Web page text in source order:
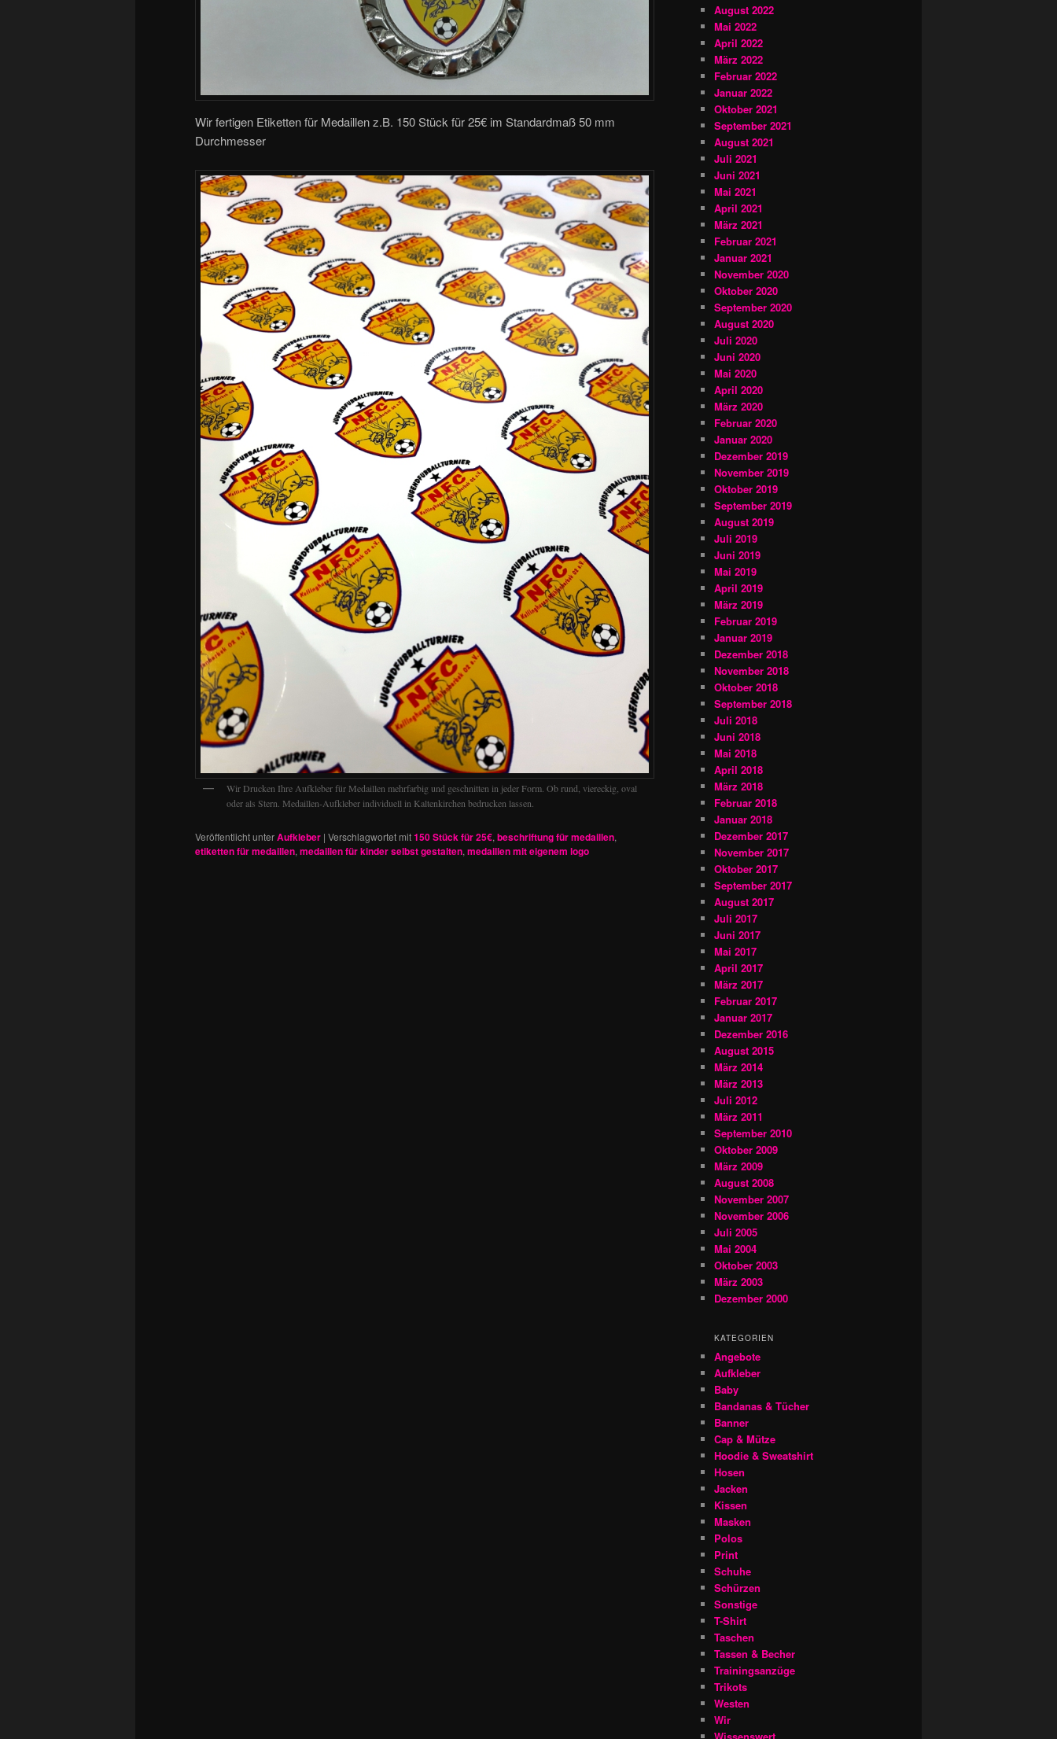
Wir fertigen Etiketten für Medaillen z.B. 150 Stück für 25€ im Standardmaß 50 mm
Durchmesser
Wir Drucken Ihre Aufkleber für Medaillen mehrfarbig und geschnitten in jeder Form. Ob rund, viereckig, oval
oder als Stern. Medaillen-Aufkleber individuell in Kaltenkirchen bedrucken lassen.
Veröffentlicht unterAufkleber | Verschlagwortet mit150 Stück für 25€, beschriftung für medaillen,
etiketten für medaillen, medaillen für kinder selbst gestalten, medaillen mit eigenem logo
August 2022
Mai 2022
April 2022
März 2022
Februar 2022
Januar 2022
Oktober 2021
September 2021
August 2021
Juli 2021
Juni 2021
Mai 2021
April 2021
März 2021
Februar 2021
Januar 2021
November 2020
Oktober 2020
September 2020
August 2020
Juli 2020
Juni 2020
Mai 2020
April 2020
März 2020
Februar 2020
Januar 2020
Dezember 2019
November 2019
Oktober 2019
September 2019
August 2019
Juli 2019
Juni 2019
Mai 2019
April 2019
März 2019
Februar 2019
Januar 2019
Dezember 2018
November 2018
Oktober 2018
September 2018
Juli 2018
Juni 2018
Mai 2018
April 2018
März 2018
Februar 2018
Januar 2018
Dezember 2017
November 2017
Oktober 2017
September 2017
August 2017
Juli 2017
Juni 2017
Mai 2017
April 2017
März 2017
Februar 2017
Januar 2017
Dezember 2016
August 2015
März 2014
März 2013
Juli 2012
März 2011
September 2010
Oktober 2009
März 2009
August 2008
November 2007
November 2006
Juli 2005
Mai 2004
Oktober 2003
März 2003
Dezember 2000
KATEGORIEN
Angebote
Aufkleber
Baby
Bandanas & Tücher
Banner
Cap & Mütze
Hoodie & Sweatshirt
Hosen
Jacken
Kissen
Masken
Polos
Print
Schuhe
Schürzen
Sonstige
T-Shirt
Taschen
Tassen & Becher
Trainingsanzüge
Trikots
Westen
Wir
Wissenswert